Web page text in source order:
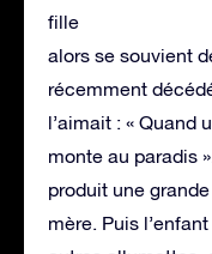
fille
alors se souvient
récemment
l’aimait : « Quand
monte au paradis
produit une
mère. Puis